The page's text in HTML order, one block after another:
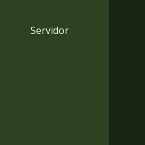
Servidor